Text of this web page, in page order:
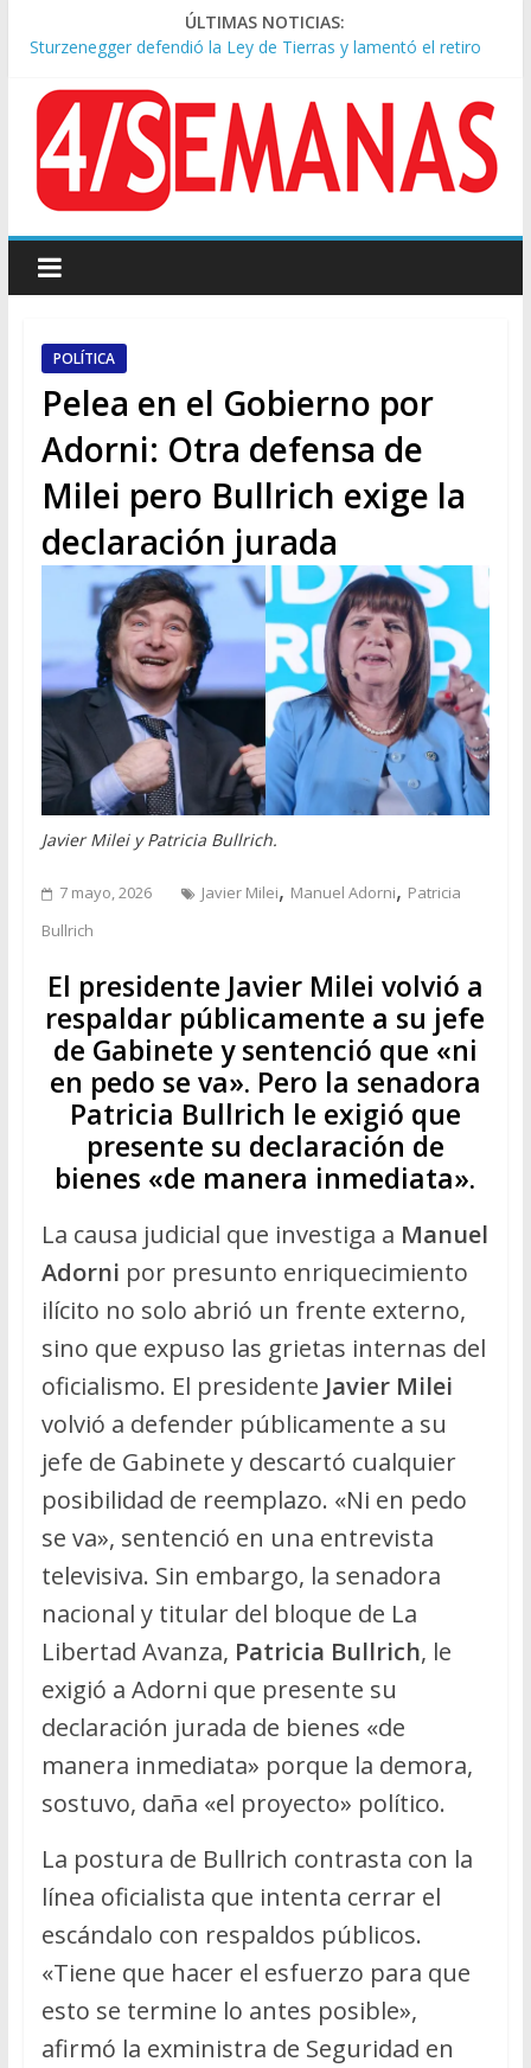
ÚLTIMAS NOTICIAS:
Sturzenegger defendió la Ley de Tierras y lamentó el retiro
Sáenz endurece su postura: rechaza cambios en Manejo del
Fuego y defiende la Ley de Tierras
Tormentas severas y fuertes ráfagas de viento: alerta del
Servicio Meteorológico
Los alquileres de departamentos en la CABA aumentaron
protesta contra la Ley de Propiedad Privada
POLÍTICA
Pelea en el Gobierno por
Adorni: Otra defensa de
Milei pero Bullrich exige la
declaración jurada
Javier Milei y Patricia Bullrich.
7 mayo, 2026 Javier Milei, Manuel Adorni, Patricia
Bullrich
El presidente Javier Milei volvió a
respaldar públicamente a su jefe
de Gabinete y sentenció que «ni
en pedo se va». Pero la senadora
Patricia Bullrich le exigió que
presente su declaración de
bienes «de manera inmediata».
La causa judicial que investiga a Manuel
Adorni por presunto enriquecimiento
ilícito no solo abrió un frente externo,
sino que expuso las grietas internas del
oficialismo. El presidente Javier Milei
volvió a defender públicamente a su
jefe de Gabinete y descartó cualquier
posibilidad de reemplazo. «Ni en pedo
se va», sentenció en una entrevista
televisiva. Sin embargo, la senadora
nacional y titular del bloque de La
Libertad Avanza, Patricia Bullrich, le
exigió a Adorni que presente su
declaración jurada de bienes «de
manera inmediata» porque la demora,
sostuvo, daña «el proyecto» político.
La postura de Bullrich contrasta con la
línea oficialista que intenta cerrar el
escándalo con respaldos públicos.
«Tiene que hacer el esfuerzo para que
esto se termine lo antes posible»,
afirmó la exministra de Seguridad en